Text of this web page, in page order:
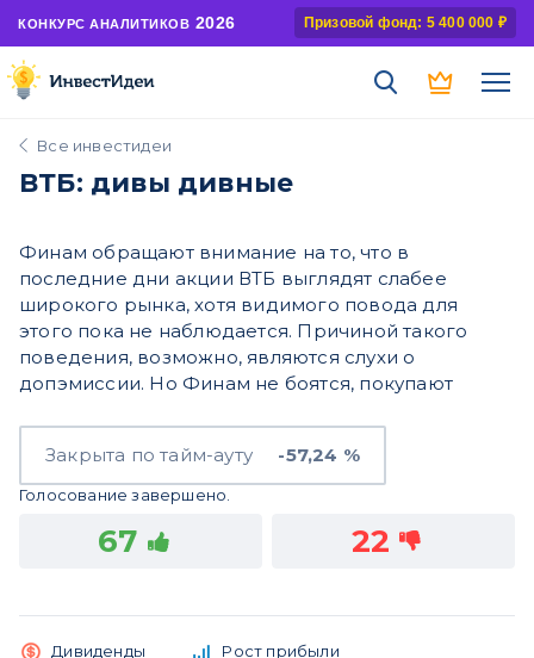
КОНКУРС АНАЛИТИКОВ 2026 Призовой фонд: 5 400 000 ₽
Все инвестидеи
ВТБ: дивы дивные
Финам обращают внимание на то, что в
последние дни акции ВТБ выглядят слабее
широкого рынка, хотя видимого повода для
этого пока не наблюдается. Причиной такого
поведения, возможно, являются слухи о
допэмиссии. Но Финам не боятся, покупают
Закрыта по тайм-ауту -57,24 %
Голосование завершено.
67 22
Дивиденды Рост прибыли